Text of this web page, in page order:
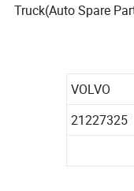
Truck(Auto Spare
VOLVO
21227325